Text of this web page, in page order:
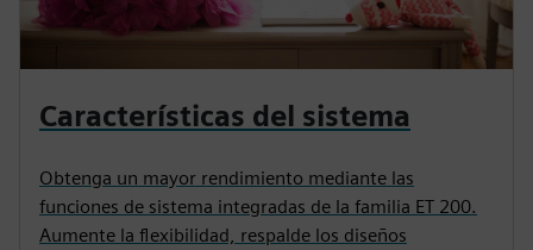
Características del sistema
Obtenga un mayor rendimiento mediante las
funciones de sistema integradas de la familia ET 200.
Aumente la flexibilidad, respalde los diseños